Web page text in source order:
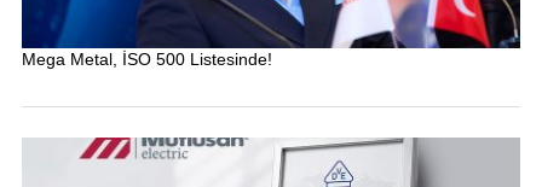
Mega Metal, İSO 500 Listesinde!